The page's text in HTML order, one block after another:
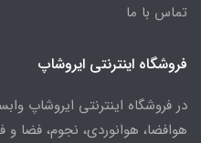
تماس با ما
فروشگاه اینترنتی ایروشاپ
در فروشگاه اینترنتی ایروشاپ
هوافضا، هوانوردی، نجوم، فضا و